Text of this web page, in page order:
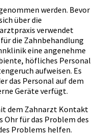
werden. Bevor
über die
verwendet
die Zahnbehandlung
eine angenehme
höfliches Personal
aufweisen. Es
das Personal auf dem
Geräte verfügt.
dem Zahnarzt Kontakt
Ohr für das Problem des
Problems helfen.